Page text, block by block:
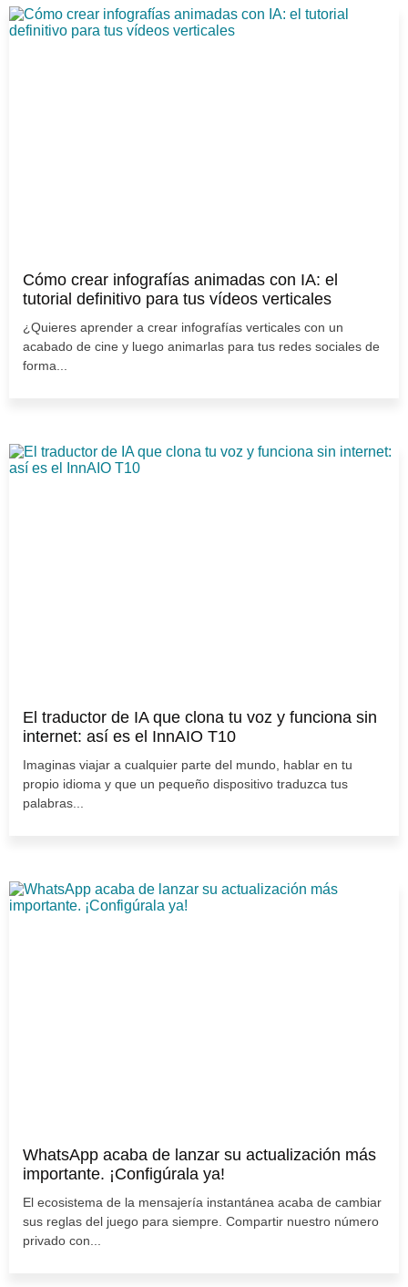
Cómo crear infografías animadas con IA: el
tutorial definitivo para tus vídeos verticales
¿Quieres aprender a crear infografías verticales con un
acabado de cine y luego animarlas para tus redes sociales de
forma...
El traductor de IA que clona tu voz y funciona sin
internet: así es el InnAIO T10
Imaginas viajar a cualquier parte del mundo, hablar en tu
propio idioma y que un pequeño dispositivo traduzca tus
palabras...
WhatsApp acaba de lanzar su actualización más
importante. ¡Configúrala ya!
El ecosistema de la mensajería instantánea acaba de cambiar
sus reglas del juego para siempre. Compartir nuestro número
privado con...